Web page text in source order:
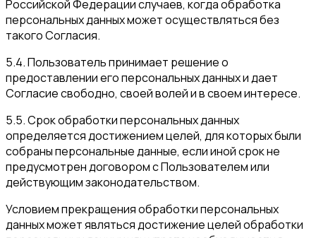
Российской Федерации случаев, когда обработка
персональных данных может осуществляться без
такого Согласия.
5.4. Пользователь принимает решение о
предоставлении его персональных данных и дает
Согласие свободно, своей волей и в своем интересе.
5.5. Срок обработки персональных данных
определяется достижением целей, для которых были
собраны персональные данные, если иной срок не
предусмотрен договором с Пользователем или
действующим законодательством.
Условием прекращения обработки персональных
данных может являться достижение целей обработки